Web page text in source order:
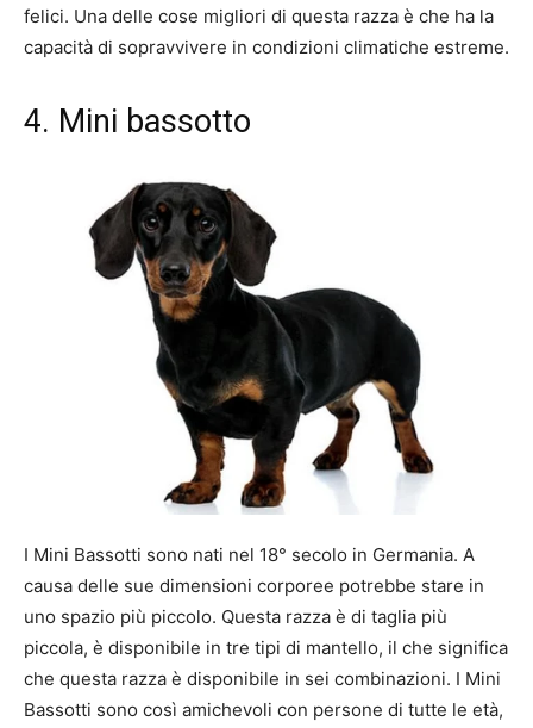
felici. Una delle cose migliori di questa razza è che ha la
capacità di sopravvivere in condizioni climatiche estreme.
4. Mini bassotto
I Mini Bassotti sono nati nel 18° secolo in Germania. A
causa delle sue dimensioni corporee potrebbe stare in
uno spazio più piccolo. Questa razza è di taglia più
piccola, è disponibile in tre tipi di mantello, il che significa
che questa razza è disponibile in sei combinazioni. I Mini
Bassotti sono così amichevoli con persone di tutte le età,